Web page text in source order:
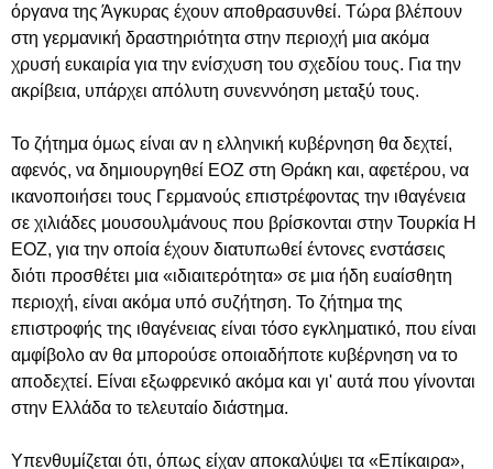
όργανα της Άγκυρας έχουν αποθρασυνθεί. Τώρα βλέπουν
στη γερμανική δραστηριότητα στην περιοχή μια ακόμα
χρυσή ευκαιρία για την ενίσχυση του σχεδίου τους. Για την
ακρίβεια, υπάρχει απόλυτη συνεννόηση μεταξύ τους.
Το ζήτημα όμως είναι αν η ελληνική κυβέρνηση θα δεχτεί,
αφενός, να δημιουργηθεί ΕΟΖ στη Θράκη και, αφετέρου, να
ικανοποιήσει τους Γερμανούς επιστρέφοντας την ιθαγένεια
σε χιλιάδες μουσουλμάνους που βρίσκονται στην Τουρκία Η
ΕΟΖ, για την οποία έχουν διατυπωθεί έντονες ενστάσεις
διότι προσθέτει μια «ιδιαιτερότητα» σε μια ήδη ευαίσθητη
περιοχή, είναι ακόμα υπό συζήτηση. Το ζήτημα της
επιστροφής της ιθαγένειας είναι τόσο εγκληματικό, που είναι
αμφίβολο αν θα μπορούσε οποιαδήποτε κυβέρνηση να το
αποδεχτεί. Είναι εξωφρενικό ακόμα και γι' αυτά που γίνονται
στην Ελλάδα το τελευταίο διάστημα.
Υπενθυμίζεται ότι, όπως είχαν αποκαλύψει τα «Επίκαιρα»,